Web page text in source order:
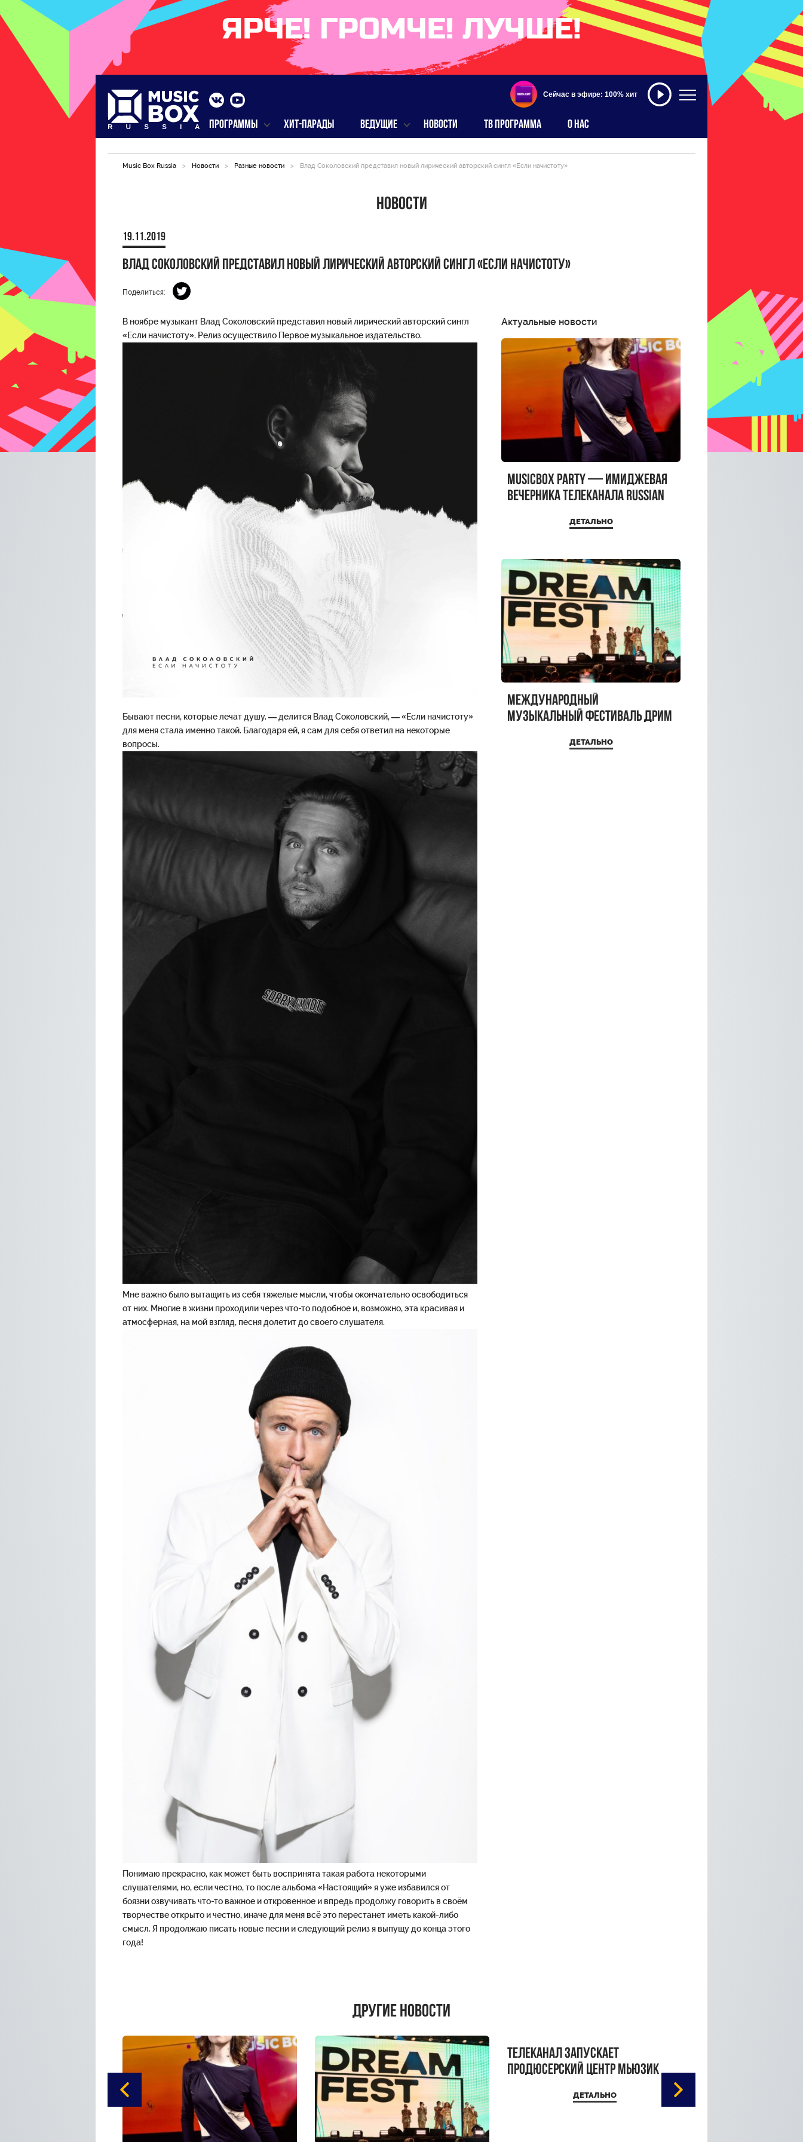
Сейчас в эфире: 100% хит
ПРОГРАММЫ ХИТ-ПАРАДЫ ВЕДУЩИЕ НОВОСТИ ТВ ПРОГРАММА О НАС
Music Box Russia > Новости > Разные новости > Влад Соколовский представил новый лирический авторский сингл «Если начистоту»
Новости
19.11.2019
Влад Соколовский представил новый лирический авторский сингл «Если начистоту»
Поделиться:
В ноябре музыкант Влад Соколовский представил новый лирический авторский сингл
«Если начистоту». Релиз осуществило Первое музыкальное издательство.
Бывают песни, которые лечат душу. — делится Влад Соколовский, — «Если начистоту»
для меня стала именно такой. Благодаря ей, я сам для себя ответил на некоторые
вопросы.
Мне важно было вытащить из себя тяжелые мысли, чтобы окончательно освободиться
от них. Многие в жизни проходили через что-то подобное и, возможно, эта красивая и
атмосферная, на мой взгляд, песня долетит до своего слушателя.
Понимаю прекрасно, как может быть воспринята такая работа некоторыми
слушателями, но, если честно, то после альбома «Настоящий» я уже избавился от
боязни озвучивать что-то важное и откровенное и впредь продолжу говорить в своём
творчестве открыто и честно, иначе для меня всё это перестанет иметь какой-либо
смысл. Я продолжаю писать новые песни и следующий релиз я выпущу до конца этого
года!
Актуальные новости
MUSICBOX PARTY — имиджевая
вечерника телеканала RUSSIAN
ДЕТАЛЬНО
Международный
музыкальный фестиваль ДРИМ
ДЕТАЛЬНО
Другие новости
Телеканал запускает
продюсерский центр Мьюзик
ДЕТАЛЬНО